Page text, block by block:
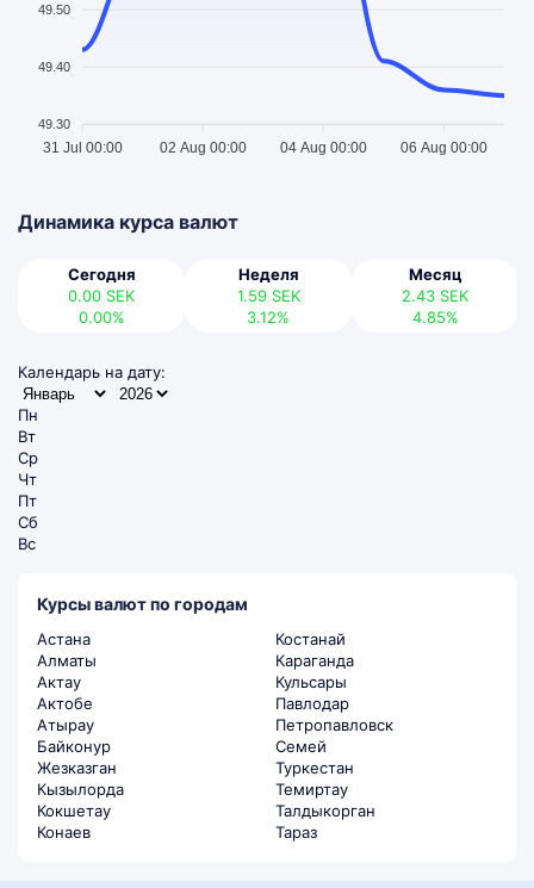
49.50
49.40
49.30
31 Jul 00:00 02 Aug 00:00 04 Aug 00:00 06 Aug 00:00
Динамика курса валют
Сегодня
0.00 SEK
0.00%
Неделя
1.59 SEK
3.12%
Месяц
2.43 SEK
4.85%
Календарь на дату:
Пн
Вт
Ср
Чт
Пт
Сб
Вс
Курсы валют по городам
Астана
Алматы
Актау
Актобе
Атырау
Байконур
Жезказган
Кызылорда
Кокшетау
Конаев
Костанай
Караганда
Кульсары
Павлодар
Петропавловск
Семей
Туркестан
Темиртау
Талдыкорган
Тараз